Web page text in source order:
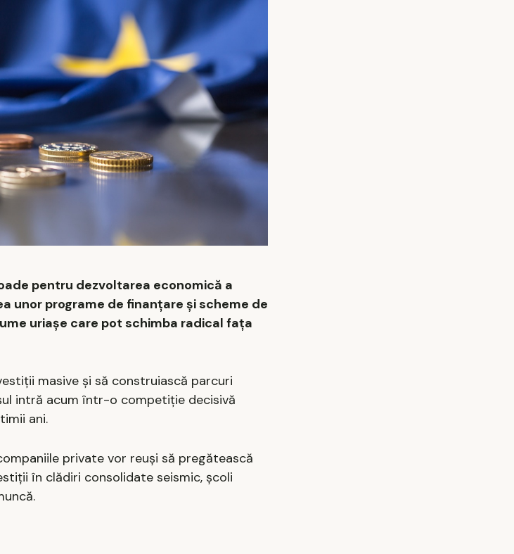
pentru dezvoltarea economică a
unor programe de finanțare și scheme de
uriașe care pot schimba radical fața
masive și să construiască parcuri
intră acum într-o competiție decisivă
ani.
private vor reuși să pregătească
în clădiri consolidate seismic, școli